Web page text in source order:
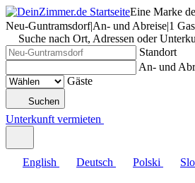
Eine Marke
Neu-Guntramsdorf|An- und Abreise|1
Suche nach Ort, Adressen oder
Standort
An- und
Gäste
Suchen
Unterkunft vermieten
English Deutsch Polski